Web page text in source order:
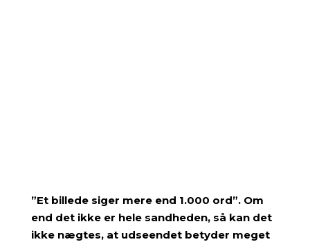
”Et billede siger mere end 1.000 ord”. Om
end det ikke er hele sandheden, så kan det
ikke nægtes, at udseendet betyder meget